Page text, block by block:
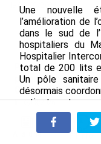
le 04/08/2026
Prix à la
progression en
Guyane...
le 03/08/2026
Hôpitaux des Outre-
À la une
Une nouvelle
l’amélioration de
dans le sud de
hospitaliers du
Hospitalier
total de 200 lits
Un pôle
désormais
patients et
population.
Sonia Edouard,